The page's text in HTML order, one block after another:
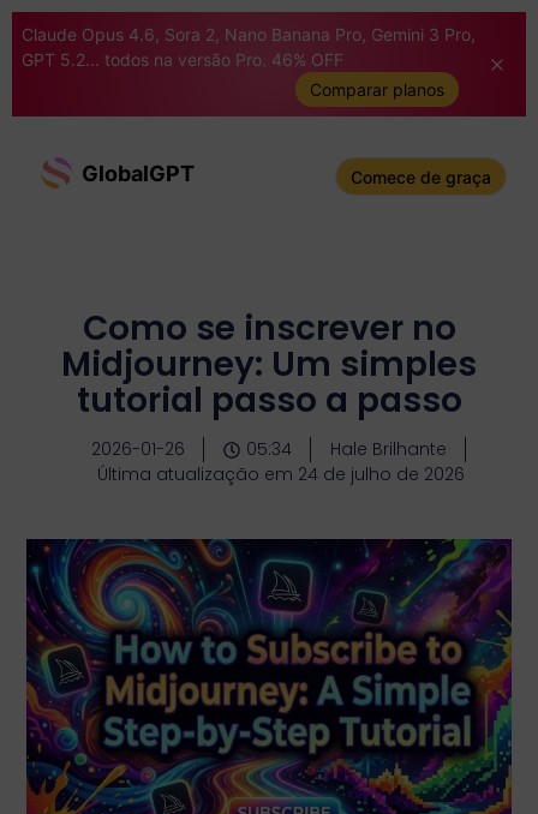
Claude Opus 4.6, Sora 2, Nano Banana Pro, Gemini 3 Pro,
GPT 5.2... todos na versão Pro. 46% OFF
Comparar planos
GlobalGPT Comece de graça
Como se inscrever no
Midjourney: Um simples
tutorial passo a passo
2026-01-26 05:34
Hale Brilhante
Última atualização em 24 de julho de 2026